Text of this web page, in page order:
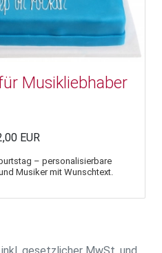
Musikliebhaber
EUR
– personalisierbare
Musiker mit Wunschtext.